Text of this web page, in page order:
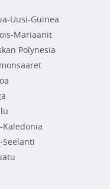
Uusi-Guinea
Mariaanit
Polynesia
Kaledonia
Seelanti